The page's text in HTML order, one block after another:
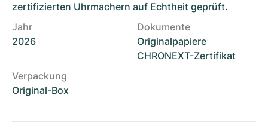
zertifizierten Uhrmachern auf Echtheit geprüft.
Jahr
2026
Dokumente
Originalpapiere
CHRONEXT-Zertifikat
Verpackung
Original-Box